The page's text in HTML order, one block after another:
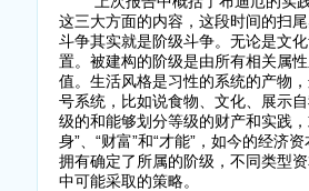
这三大方面的内容，这段时间的扫
斗争其实就是阶级斗争。无论是文
置。被建构的阶级是由所有相关属
值。生活风格是习性的系统的产物
号系统，比如说食物、文化、展示
级的和能够划分等级的财产和实践
身”、“财富”和“才能”，如今的经济
拥有确定了所属的阶级，不同类型
中可能采取的策略。